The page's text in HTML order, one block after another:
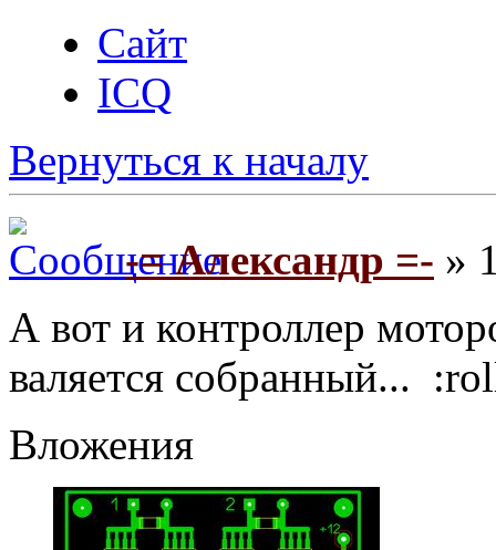
Сайт
ICQ
Вернуться к началу
-= Александр =- »
А вот и контроллер
валяется собранный...
Вложения